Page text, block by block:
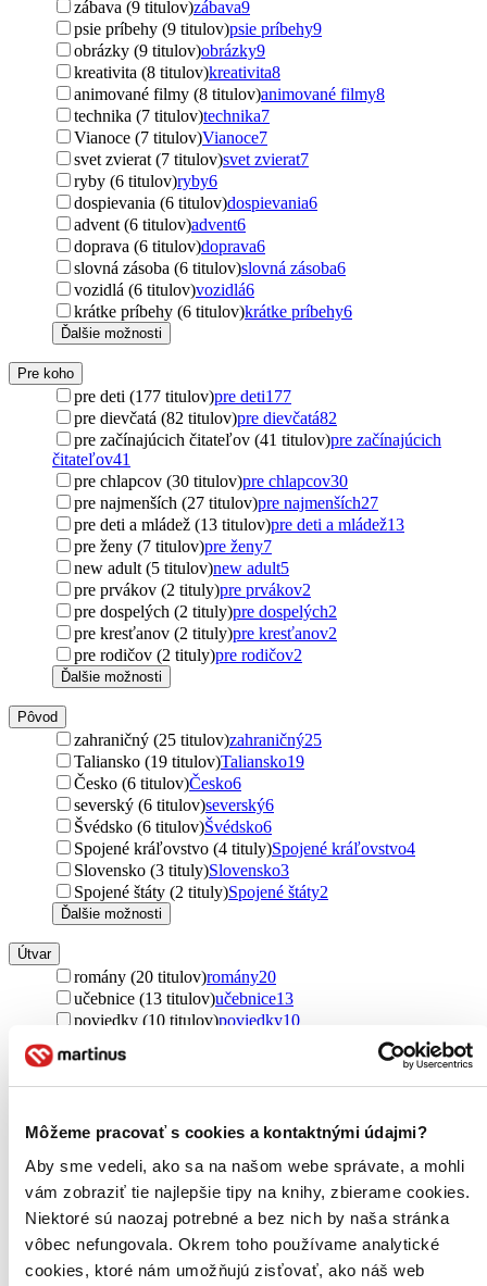
Môžeme pracovať s cookies a kontaktnými údajmi?
Aby sme vedeli, ako sa na našom webe správate, a mohli
vám zobraziť tie najlepšie tipy na knihy, zbierame cookies.
Niektoré sú naozaj potrebné a bez nich by naša stránka
vôbec nefungovala. Okrem toho používame analytické
cookies, ktoré nám umožňujú zisťovať, ako náš web
zábava (9 titulov)zábava9
psie príbehy (9 titulov)psie príbehy9
obrázky (9 titulov)obrázky9
kreativita (8 titulov)kreativita8
animované filmy (8 titulov)animované filmy8
technika (7 titulov)technika7
Vianoce (7 titulov)Vianoce7
svet zvierat (7 titulov)svet zvierat7
ryby (6 titulov)ryby6
dospievania (6 titulov)dospievania6
advent (6 titulov)advent6
doprava (6 titulov)doprava6
slovná zásoba (6 titulov)slovná zásoba6
vozidlá (6 titulov)vozidlá6
krátke príbehy (6 titulov)krátke príbehy6
Ďalšie možnosti
Pre koho
pre deti (177 titulov)pre deti177
pre dievčatá (82 titulov)pre dievčatá82
pre začínajúcich čitateľov (41 titulov)pre začínajúcich
čitateľov41
pre chlapcov (30 titulov)pre chlapcov30
pre najmenších (27 titulov)pre najmenších27
pre deti a mládež (13 titulov)pre deti a mládež13
pre ženy (7 titulov)pre ženy7
new adult (5 titulov)new adult5
pre prvákov (2 tituly)pre prvákov2
pre dospelých (2 tituly)pre dospelých2
pre kresťanov (2 tituly)pre kresťanov2
pre rodičov (2 tituly)pre rodičov2
Ďalšie možnosti
Pôvod
zahraničný (25 titulov)zahraničný25
Taliansko (19 titulov)Taliansko19
Česko (6 titulov)Česko6
severský (6 titulov)severský6
Švédsko (6 titulov)Švédsko6
Spojené kráľovstvo (4 tituly)Spojené kráľovstvo4
Slovensko (3 tituly)Slovensko3
Spojené štáty (2 tituly)Spojené štáty2
Ďalšie možnosti
Útvar
romány (20 titulov)romány20
učebnice (13 titulov)učebnice13
poviedky (10 titulov)poviedky10
fantasy (4 tituly) fantasy4
sci-fi (1 titul)
maľované čítanie (1 titul)maľované čítanie1
Rok vydania
2026 (0 titulov)
2025 (0 titulov)2025
2024 (0 titulov)2024